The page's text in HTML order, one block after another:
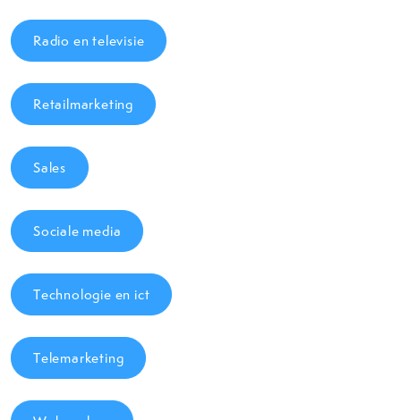
Radio en televisie
Retailmarketing
Sales
Sociale media
Technologie en ict
Telemarketing